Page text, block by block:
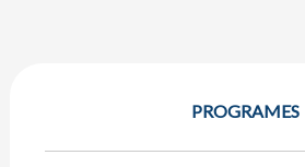
PROGRAMES